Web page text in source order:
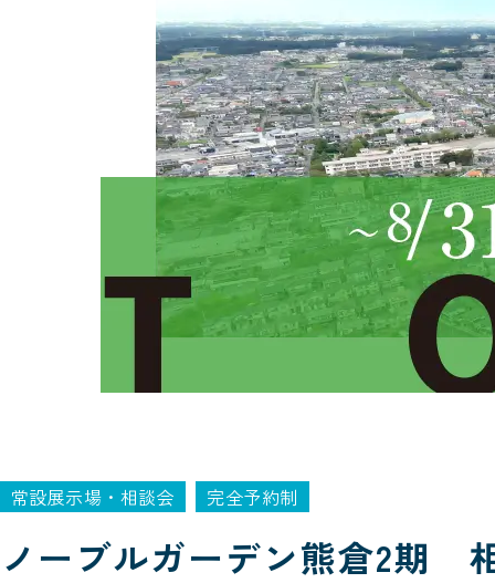
常設展示場・相談会 完全予約制
ノーブルガーデン熊倉2期